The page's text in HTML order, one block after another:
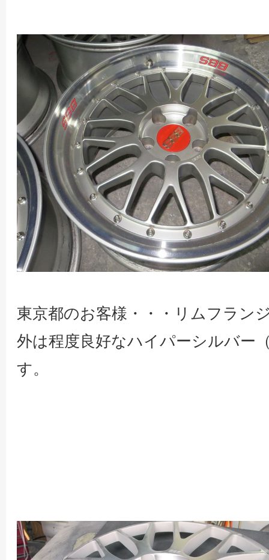
東京都のお客様・・・リムフラン
外は程度良好なハイパーシルバー
す。